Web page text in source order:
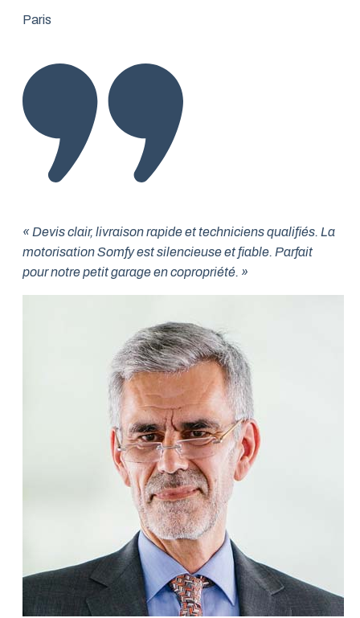
Paris
« Devis clair, livraison rapide et techniciens qualifiés. La
motorisation Somfy est silencieuse et fiable. Parfait
pour notre petit garage en copropriété. »